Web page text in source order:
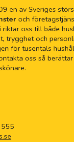
en av Sveriges
och
riktar oss till både
trygghet och
för tusentals
oss så